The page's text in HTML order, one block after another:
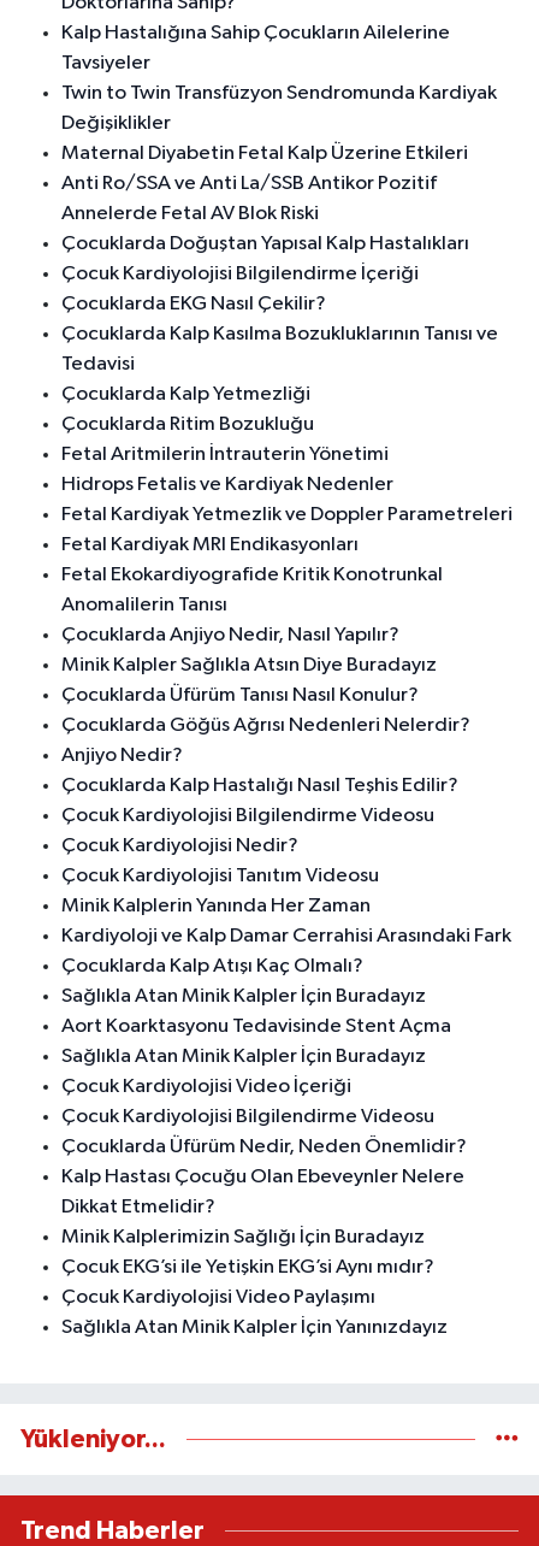
Kalp Hastalığına Sahip Çocukların Ailelerine
Tavsiyeler
Twin to Twin Transfüzyon Sendromunda Kardiyak
Değişiklikler
Maternal Diyabetin Fetal Kalp Üzerine Etkileri
Anti Ro/SSA ve Anti La/SSB Antikor Pozitif
Annelerde Fetal AV Blok Riski
Çocuklarda Doğuştan Yapısal Kalp Hastalıkları
Çocuk Kardiyolojisi Bilgilendirme İçeriği
Çocuklarda EKG Nasıl Çekilir?
Çocuklarda Kalp Kasılma Bozukluklarının Tanısı ve
Tedavisi
Çocuklarda Kalp Yetmezliği
Çocuklarda Ritim Bozukluğu
Fetal Aritmilerin İntrauterin Yönetimi
Hidrops Fetalis ve Kardiyak Nedenler
Fetal Kardiyak Yetmezlik ve Doppler Parametreleri
Fetal Kardiyak MRI Endikasyonları
Fetal Ekokardiyografide Kritik Konotrunkal
Anomalilerin Tanısı
Çocuklarda Anjiyo Nedir, Nasıl Yapılır?
Minik Kalpler Sağlıkla Atsın Diye Buradayız
Çocuklarda Üfürüm Tanısı Nasıl Konulur?
Çocuklarda Göğüs Ağrısı Nedenleri Nelerdir?
Anjiyo Nedir?
Çocuklarda Kalp Hastalığı Nasıl Teşhis Edilir?
Çocuk Kardiyolojisi Bilgilendirme Videosu
Çocuk Kardiyolojisi Nedir?
Çocuk Kardiyolojisi Tanıtım Videosu
Minik Kalplerin Yanında Her Zaman
Kardiyoloji ve Kalp Damar Cerrahisi Arasındaki Fark
Çocuklarda Kalp Atışı Kaç Olmalı?
Sağlıkla Atan Minik Kalpler İçin Buradayız
Aort Koarktasyonu Tedavisinde Stent Açma
Sağlıkla Atan Minik Kalpler İçin Buradayız
Çocuk Kardiyolojisi Video İçeriği
Çocuk Kardiyolojisi Bilgilendirme Videosu
Çocuklarda Üfürüm Nedir, Neden Önemlidir?
Kalp Hastası Çocuğu Olan Ebeveynler Nelere
Dikkat Etmelidir?
Minik Kalplerimizin Sağlığı İçin Buradayız
Çocuk EKG’si ile Yetişkin EKG’si Aynı mıdır?
Çocuk Kardiyolojisi Video Paylaşımı
Sağlıkla Atan Minik Kalpler İçin Yanınızdayız
Yükleniyor...
Trend Haberler